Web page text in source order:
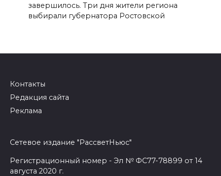
завершилось. Три дня жители региона
выбирали губернатора Ростовской
Контакты
Редакция сайта
Реклама
Сетевое издание "РассветНьюс"
Регистрационный номер - Эл № ФС77-78899 от 14
августа 2020 г.